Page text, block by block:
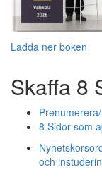
Ladda ner boken
Skaffa 8
8 Sidor som
och